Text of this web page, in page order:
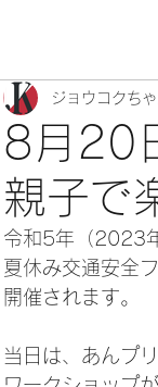
8月20
親子で
ジョウコクち
令和5年（2023
夏休み交通安全
開催されます。
当日は、あんプ